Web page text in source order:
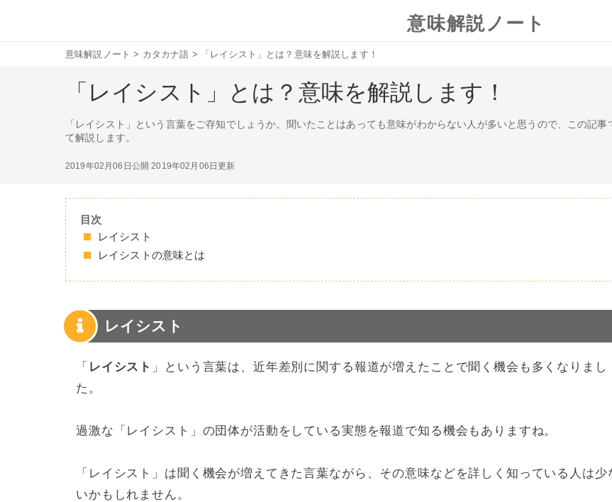
意味解説ノート
意味解説ノート > カタカナ語 > 「レイシスト」とは？意味を解説します！
「レイシスト」とは？意味を解説します！
「レイシスト」という言葉をご存知でしょうか。聞いたことはあっても意味がわからない人が多いと思うので、この記
て解説します。
2019年02月06日公開 2019年02月06日更新
目次
レイシスト
レイシストの意味とは
レイシスト
「 レイシスト 」という言葉は、近年差別に関する報道が増えたことで聞く機会も多くなりまし
た。
過激な「レイシスト」の団体が活動をしている実態を報道で知る機会もありますね。
「レイシスト」は聞く機会が増えてきた言葉ながら、その意味などを詳しく知っている人は少
いかもしれません。